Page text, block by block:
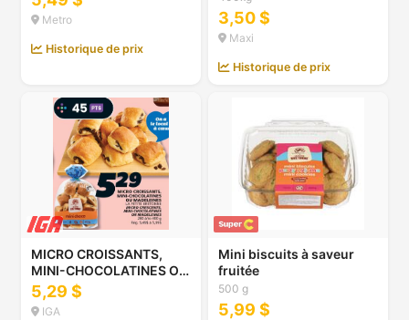
MICRO CROISSANTS
Metro
Historique de prix
320-400 G
3,50 $
Maxi
Historique de prix
MICRO CROISSANTS,
MINI-CHOCOLATINES OU
MADELEINES LA PETITE
BRETONNE
5,29 $
IGA
Mini biscuits à saveur
fruitée
500 g
5,99 $